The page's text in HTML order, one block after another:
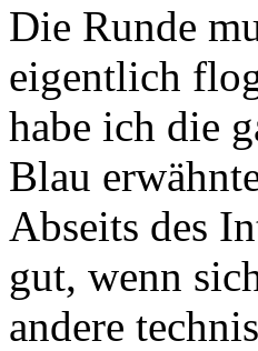
Die Runde
eigentlich
habe ich die
Blau
Abseits des
gut, wenn
andere